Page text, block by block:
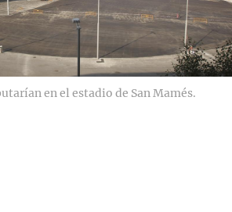
en el estadio de San Mamés.